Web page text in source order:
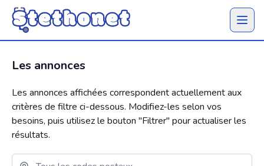
Ouvrir
Les annonces
Les annonces affichées correspondent actuellement aux
critères de filtre ci-dessous. Modifiez-les selon vos
besoins, puis utilisez le bouton "Filtrer" pour actualiser les
résultats.